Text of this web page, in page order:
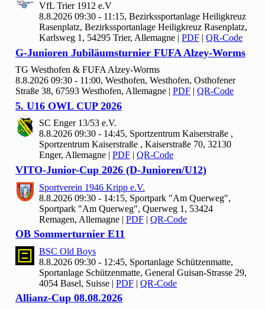
VfL Trier 1912 e.V
8.8.2026 09:30 - 11:15, Bezirkssportanlage Heiligkreuz
Rasenplatz, Bezirkssportanlage Heiligkreuz Rasenplatz,
Karlsweg 1, 54295 Trier, Allemagne | PDF | QR-Code
G-Junioren Jubiläumsturnier FUFA Alzey-Worms
TG Westhofen & FUFA Alzey-Worms
8.8.2026 09:30 - 11:00, Westhofen, Westhofen, Osthofener
Straße 38, 67593 Westhofen, Allemagne | PDF | QR-Code
5. U16 OWL CUP 2026
SC Enger 13/53 e.V.
8.8.2026 09:30 - 14:45, Sportzentrum Kaiserstraße ,
Sportzentrum Kaiserstraße , Kaiserstraße 70, 32130
Enger, Allemagne
PDF QR-Code
VITO-Junior-Cup 2026 (D-Junioren/U12)
Sportverein 1946 Kripp e.V.
8.8.2026 09:30 - 14:15, Sportpark "Am Querweg",
Sportpark "Am Querweg", Querweg 1, 53424
Remagen, Allemagne | PDF | QR-Code
OB Sommerturnier E11
BSC Old Boys
8.8.2026 09:30 - 12:45, Sportanlage Schützenmatte,
Sportanlage Schützenmatte, General Guisan-Strasse 29,
4054 Basel, Suisse | PDF | QR-Code
Allianz-Cup 08.08.2026